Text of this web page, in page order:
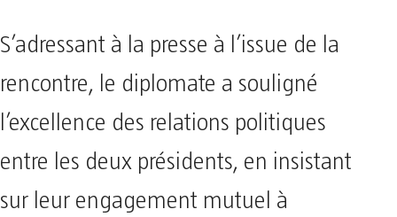
S’adressant à la presse à l’issue de la
rencontre, le diplomate a souligné
l’excellence des relations politiques
entre les deux présidents, en insistant
sur leur engagement mutuel à